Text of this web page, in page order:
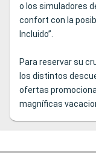
o los simuladores
confort con la
Incluido”.
Para reservar su
los distintos
ofertas
magníficas